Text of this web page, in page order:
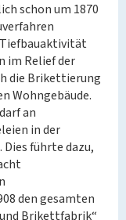
schon um 1870
im Relief der
die Brikettierung
Wohngebäude.
an
in der
führte dazu,
den gesamten
Brikettfabrik“